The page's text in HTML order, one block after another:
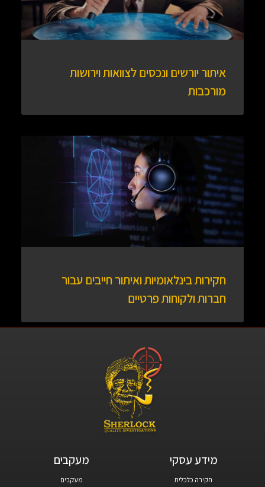
איתור יורשים ונכסים לצוואות וירושות
מורכבות
חקירות בינלאומיות ואיתור חייבים עבור
חברות ולקוחות פרטיים
מעקבים​
מעקבים
מידע עסקי​
חקירה כלכלית